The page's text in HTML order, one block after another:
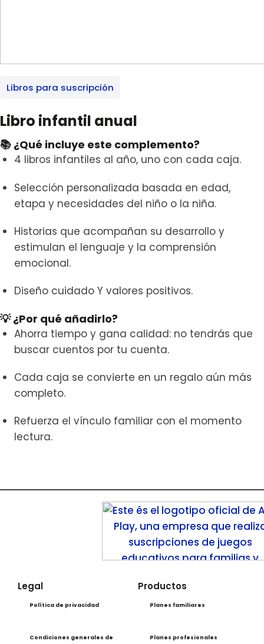
Libros para suscripción
Libro infantil anual
📚 ¿Qué incluye este complemento?
4 libros infantiles al año, uno con cada caja.
Selección personalizada basada en edad,
etapa y necesidades del niño o la niña.
Historias que acompañan su desarrollo y
estimulan el lenguaje y la comprensión
emocional.
Diseño cuidado Y valores positivos.
💡 ¿Por qué añadirlo?
Ahorra tiempo y gana calidad: no tendrás que
buscar cuentos por tu cuenta.
Cada caja se convierte en un regalo aún más
completo.
Refuerza el vínculo familiar con el momento
lectura.
Legal
Política de privacidad
Condiciones generales de
Productos
Planes familiares
Planes profesionales